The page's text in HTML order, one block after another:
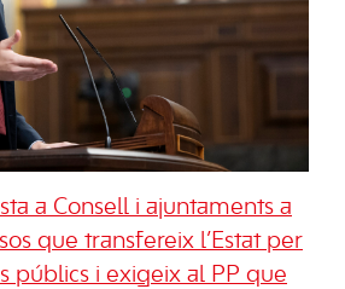
a Consell i ajuntaments a
que transfereix l’Estat per
públics i exigeix al PP que